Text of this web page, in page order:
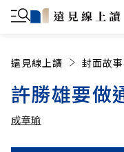
遠見線上讀 封面故事
許勝雄要做
成章瑜